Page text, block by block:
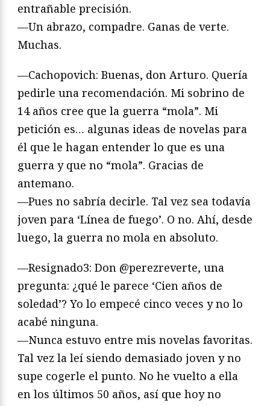
entrañable precisión.
—Un abrazo, compadre. Ganas de verte.
Muchas.
—Cachopovich: Buenas, don Arturo. Quería
pedirle una recomendación. Mi sobrino de
14 años cree que la guerra “mola”. Mi
petición es… algunas ideas de novelas para
él que le hagan entender lo que es una
guerra y que no “mola”. Gracias de
antemano.
—Pues no sabría decirle. Tal vez sea todavía
joven para ‘Línea de fuego’. O no. Ahí, desde
luego, la guerra no mola en absoluto.
—Resignado3: Don @perezreverte, una
pregunta: ¿qué le parece ‘Cien años de
soledad’? Yo lo empecé cinco veces y no lo
acabé ninguna.
—Nunca estuvo entre mis novelas favoritas.
Tal vez la leí siendo demasiado joven y no
supe cogerle el punto. No he vuelto a ella
en los últimos 50 años, así que hoy no